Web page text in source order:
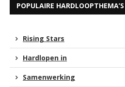
POPULAIRE HARDLOOPTHEMA’S
Rising Stars
Hardlopen in
Samenwerking